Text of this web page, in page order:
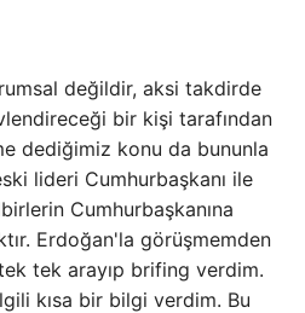
değildir, aksi takdirde
bir kişi tarafından
dediğimiz konu da bununla
lideri Cumhurbaşkanı ile
Cumhurbaşkanına
Erdoğan'la görüşmemden
tek arayıp brifing verdim.
kısa bir bilgi verdim. Bu